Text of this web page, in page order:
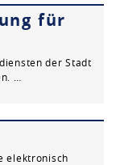
für
der Stadt
…
elektronisch